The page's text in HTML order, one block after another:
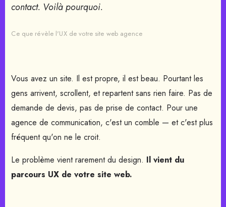
contact. Voilà pourquoi.
Ce que révèle l'UX de votre site web agence
Vous avez un site. Il est propre, il est beau. Pourtant les
gens arrivent, scrollent, et repartent sans rien faire. Pas de
demande de devis, pas de prise de contact. Pour une
agence de communication, c'est un comble — et c'est plus
fréquent qu'on ne le croit.
Le problème vient rarement du design. Il vient du
parcours UX de votre site web.